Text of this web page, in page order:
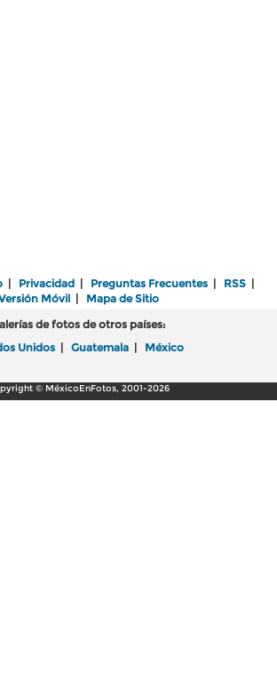
| Privacidad | Preguntas Frecuentes | RSS |
Móvil| Mapa de Sitio
de fotos de otros países:
Unidos | Guatemala | México
© MéxicoEnFotos, 2001-2026